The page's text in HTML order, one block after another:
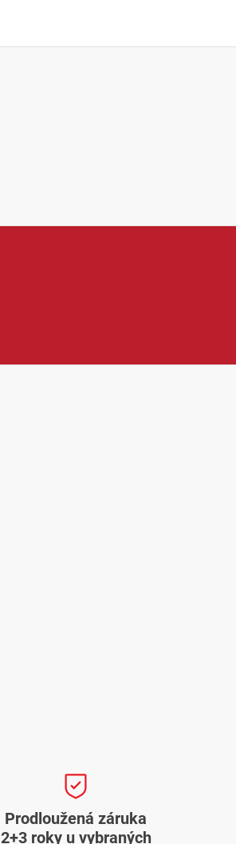
Prodloužená záruka
2+3 roky u vybraných